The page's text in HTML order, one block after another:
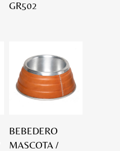
GR502
BEBEDERO
MASCOTA /